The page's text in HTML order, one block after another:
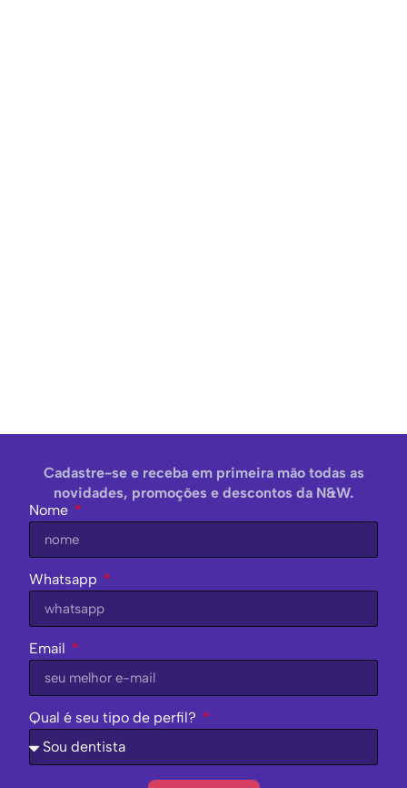
Cadastre-se e receba em primeira mão todas as
novidades, promoções e descontos da N&W.
Nome
Whatsapp
Email
Qual é seu tipo de perfil?